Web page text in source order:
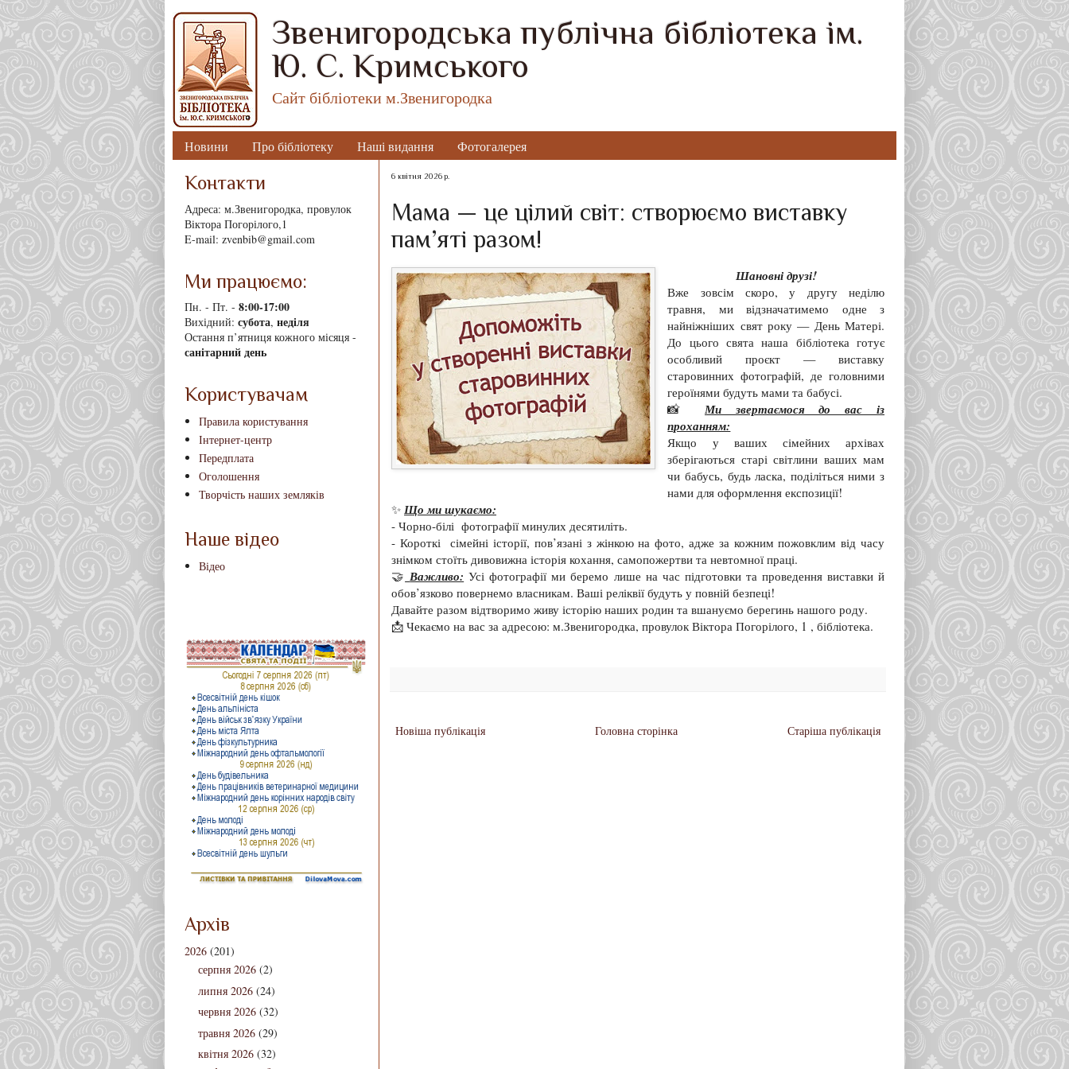
Звенигородська публічна бібліотека ім.
Ю. С. Кримського
Сайт бібліотеки м.Звенигородка
Новини Про бібліотеку Наші видання Фотогалерея
6 квітня 2026 р.
Мама — це цілий світ: створюємо виставку
пам’яті разом!
Шановні друзі!
Вже зовсім скоро, у другу неділю
травня, ми відзначатимемо одне з
найніжніших свят року — День Матері.
До цього свята наша бібліотека готує
особливий проєкт — виставку
старовинних фотографій, де головними
героїнями будуть мами та бабусі.
📸
Ми звертаємося до вас із
проханням:
Якщо у ваших сімейних архівах
зберігаються старі світлини ваших мам
чи бабусь, будь ласка, поділіться ними з
нами для оформлення експозиції!
✨ Що ми шукаємо:
- Чорно-білі фотографії минулих десятиліть.
- Короткі сімейні історії, пов’язані з жінкою на фото, адже за кожним пожовклим від часу
знімком стоїть дивовижна історія кохання, самопожертви та невтомної праці.
🤝 Важливо: Усі фотографії ми беремо лише на час підготовки та проведення виставки й
обов’язково повернемо власникам. Ваші реліквії будуть у повній безпеці!
Давайте разом відтворимо живу історію наших родин та вшануємо берегинь нашого роду.
📩 Чекаємо на вас за адресою: м.Звенигородка, провулок Віктора Погорілого, 1 , бібліотека.
Новіша публікація Старіша публікація
Головна сторінка
Контакти
Адреса: м.Звенигородка, провулок
Віктора Погорілого,1
E-mail: zvenbib@gmail.com
Ми працюємо:
Пн. - Пт. - 8:00-17:00
Вихідний: субота, неділя
Остання п’ятниця кожного місяця -
санітарний день
Користувачам
Правила користування
Інтернет-центр
Передплата
Оголошення
Творчість наших земляків
Наше відео
Відео
Архів
2026 (201)
серпня 2026 (2)
липня 2026 (24)
червня 2026 (32)
травня 2026 (29)
квітня 2026 (32)